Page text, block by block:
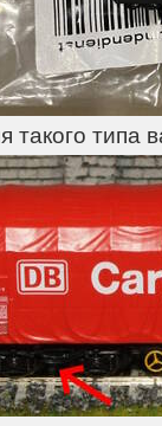
такого типа